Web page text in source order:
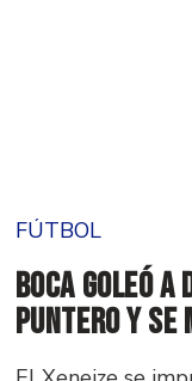
FÚTBOL
Boca goleó a
puntero y se